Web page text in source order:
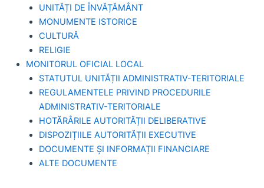
UNITĂȚI DE ÎNVĂȚĂMÂNT
MONUMENTE ISTORICE
CULTURĂ
RELIGIE
MONITORUL OFICIAL LOCAL
STATUTUL UNITĂȚII ADMINISTRATIV-TERITORIALE
REGULAMENTELE PRIVIND PROCEDURILE
ADMINISTRATIV-TERITORIALE
HOTĂRÂRILE AUTORITĂȚII DELIBERATIVE
DISPOZIȚIILE AUTORITĂȚII EXECUTIVE
DOCUMENTE ȘI INFORMAȚII FINANCIARE
ALTE DOCUMENTE